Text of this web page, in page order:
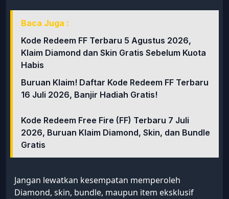
Baca Juga :
Kode Redeem FF Terbaru 5 Agustus 2026,
Klaim Diamond dan Skin Gratis Sebelum Kuota
Habis
Buruan Klaim! Daftar Kode Redeem FF Terbaru
16 Juli 2026, Banjir Hadiah Gratis!
Kode Redeem Free Fire (FF) Terbaru 7 Juli
2026, Buruan Klaim Diamond, Skin, dan Bundle
Gratis
Jangan lewatkan kesempatan memperoleh
Diamond, skin, bundle, maupun item eksklusif